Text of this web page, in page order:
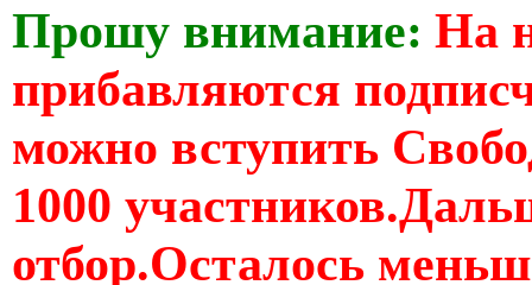
Прошу внимание: На
прибавляются
можно вступить
1000
отбор.Осталось